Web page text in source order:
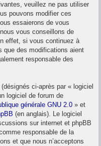
veuillez ne pas utiliser
pouvons modifier ces
essaierons de vous
vous conseillons de
effet, si vous continuez à
que des modifications aient
responsable des
ci-après par « logiciel
logiciel de forum de
générale GNU 2.0 » et
(en anglais). Le logiciel
sur internet et phpBB
responsable de la
et que nous n’acceptons